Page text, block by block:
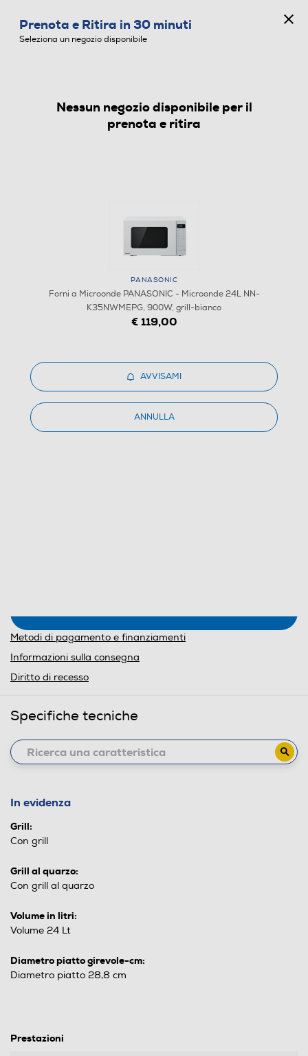
FORNI A MICROONDE
900W, grill-bianco
Dettagli Prodotto Confronta
CERCA NEGOZIO
Metodi di pagamento e finanziamenti
Informazioni sulla consegna
Diritto di recesso
Specifiche tecniche
In evidenza
Grill:
Con grill
Grill al quarzo:
Con grill al quarzo
Volume in litri:
Volume 24 Lt
Diametro piatto girevole-cm:
Diametro piatto 28,8 cm
Prestazioni
Prenota e Ritira in 30 minuti
Seleziona un negozio disponibile
Nessun negozio disponibile per il
prenota e ritira
PANASONIC
Forni a Microonde PANASONIC - Microonde 24L NN-
K35NWMEPG, 900W, grill-bianco
€ 119,00
AVVISAMI
ANNULLA